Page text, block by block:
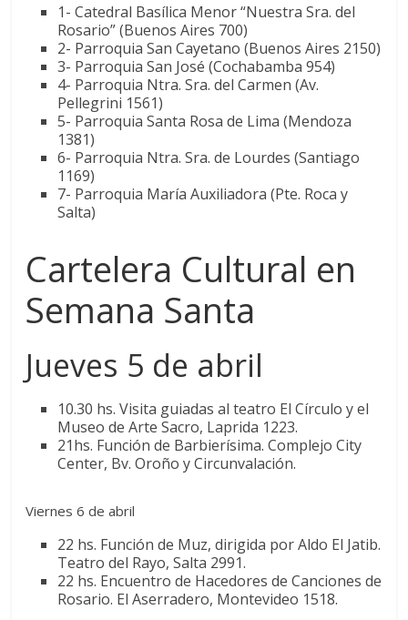
1- Catedral Basílica Menor “Nuestra Sra. del
Rosario” (Buenos Aires 700)
2- Parroquia San Cayetano (Buenos Aires 2150)
3- Parroquia San José (Cochabamba 954)
4- Parroquia Ntra. Sra. del Carmen (Av.
Pellegrini 1561)
5- Parroquia Santa Rosa de Lima (Mendoza
1381)
6- Parroquia Ntra. Sra. de Lourdes (Santiago
1169)
7- Parroquia María Auxiliadora (Pte. Roca y
Salta)
Cartelera Cultural en
Semana Santa
Jueves 5 de abril
10.30 hs. Visita guiadas al teatro El Círculo y el
Museo de Arte Sacro, Laprida 1223.
21hs. Función de Barbierísima. Complejo City
Center, Bv. Oroño y Circunvalación.
Viernes 6 de abril
22 hs. Función de Muz, dirigida por Aldo El Jatib.
Teatro del Rayo, Salta 2991.
22 hs. Encuentro de Hacedores de Canciones de
Rosario. El Aserradero, Montevideo 1518.